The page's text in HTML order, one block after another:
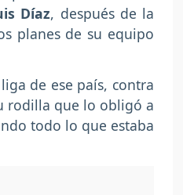
Díaz, después de la
planes de su equipo
de ese país, contra
rodilla que lo obligó a
todo lo que estaba